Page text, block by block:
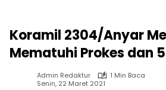
Koramil 2304/Anyar
Mematuhi Prokes dan
Admin Redaktur
1 Min Baca
Senin, 22 Maret 2021